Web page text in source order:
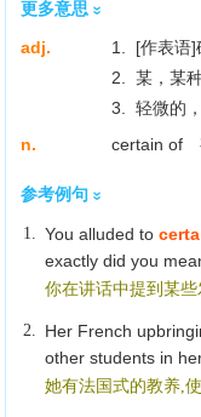
更多意思
adj.
1. [作表语]
2. 某，某
3. 轻微的
n.
certain of
参考例句
1. You alluded to
exactly did you
你在讲话中提到某
2. Her French
other students in
她有法国式的教养,